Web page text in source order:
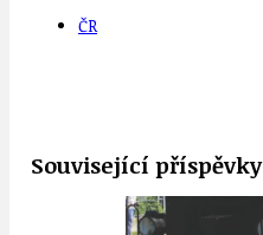
ČR
Související příspěvky